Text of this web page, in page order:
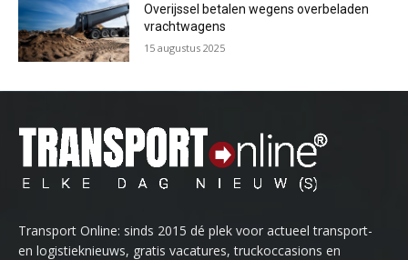
Overijssel betalen wegens overbeladen
vrachtwagens
15 augustus 2025
Transport Online: sinds 2015 dé plek voor actueel transport-
en logistieknieuws, gratis vacatures, truckoccasions en